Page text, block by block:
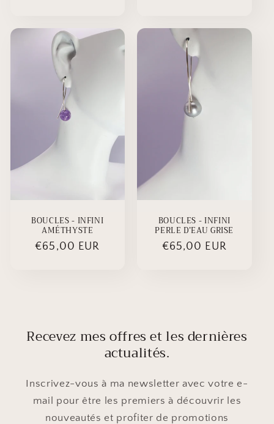
BOUCLES - INFINI
AMÉTHYSTE
Prix
€65,00 EUR
BOUCLES - INFINI
PERLE D’EAU GRISE
Prix
€65,00 EUR
Recevez mes offres et les dernières
actualités.
Inscrivez-vous à ma newsletter avec votre e-
mail pour être les premiers à découvrir les
nouveautés et profiter de promotions